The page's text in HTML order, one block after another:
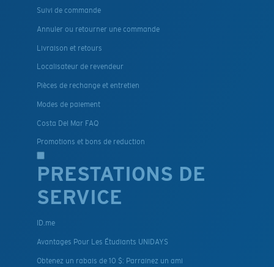
Suivi de commande
Annuler ou retourner une commande
Livraison et retours
Localisateur de revendeur
Pièces de rechange et entretien
Modes de paiement
Costa Del Mar FAQ
Promotions et bons de reduction
PRESTATIONS DE
SERVICE
ID.me
Avantages Pour Les Étudiants UNIDAYS
Obtenez un rabais de 10 $: Parrainez un ami